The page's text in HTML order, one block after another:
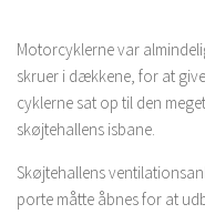
Motorcyklerne var
skruer i dækkene, for at
cyklerne sat op til den
skøjtehallens isbane.
Skøjtehallens
porte måtte åbnes for at